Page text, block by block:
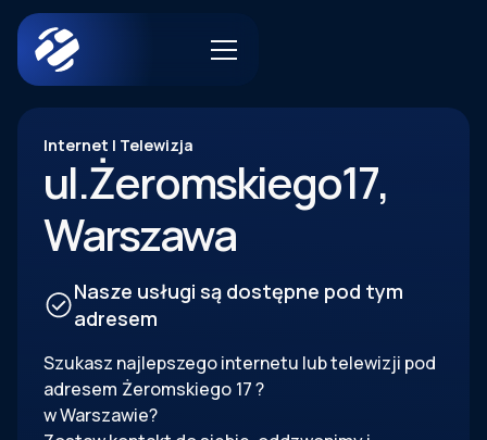
Internet | Telewizja
ul.Żeromskiego17,
Warszawa
Nasze usługi są dostępne pod tym
adresem
Szukasz najlepszego internetu lub telewizji pod
adresem Żeromskiego 17?
w Warszawie?